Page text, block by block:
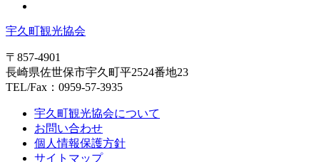
宇久町観光協会
〒857-4901
長崎県佐世保市宇久町平2524番地23
TEL/Fax：0959-57-3935
宇久町観光協会について
お問い合わせ
個人情報保護方針
サイトマップ